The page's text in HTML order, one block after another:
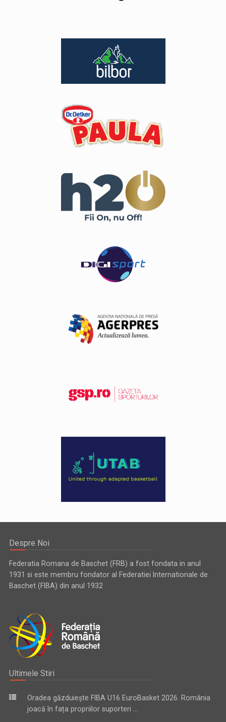
Despre Noi
Federatia Romana de Baschet (FRB) a fost fondata in anul
1931 si este membru fondator al Federatiei Internationale de
Baschet (FIBA) din anul 1932
Ultimele Stiri
Oradea găzduiește FIBA U16 EuroBasket 2026. România
joacă în fața propriilor suporteri ...